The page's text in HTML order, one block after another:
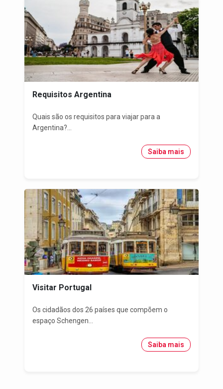
Requisitos Argentina
Quais são os requisitos para viajar para a
Argentina?...
Saiba mais
Visitar Portugal
Os cidadãos dos 26 países que compõem o
espaço Schengen...
Saiba mais